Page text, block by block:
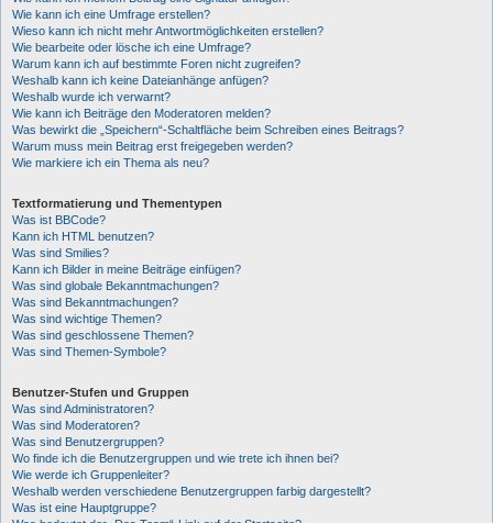
Wie kann ich eine Umfrage erstellen?
Wieso kann ich nicht mehr Antwortmöglichkeiten erstellen?
Wie bearbeite oder lösche ich eine Umfrage?
Warum kann ich auf bestimmte Foren nicht zugreifen?
Weshalb kann ich keine Dateianhänge anfügen?
Weshalb wurde ich verwarnt?
Wie kann ich Beiträge den Moderatoren melden?
Was bewirkt die „Speichern“-Schaltfläche beim Schreiben eines Beitrags?
Warum muss mein Beitrag erst freigegeben werden?
Wie markiere ich ein Thema als neu?
Textformatierung und Thementypen
Was ist BBCode?
Kann ich HTML benutzen?
Was sind Smilies?
Kann ich Bilder in meine Beiträge einfügen?
Was sind globale Bekanntmachungen?
Was sind Bekanntmachungen?
Was sind wichtige Themen?
Was sind geschlossene Themen?
Was sind Themen-Symbole?
Benutzer-Stufen und Gruppen
Was sind Administratoren?
Was sind Moderatoren?
Was sind Benutzergruppen?
Wo finde ich die Benutzergruppen und wie trete ich ihnen bei?
Wie werde ich Gruppenleiter?
Weshalb werden verschiedene Benutzergruppen farbig dargestellt?
Was ist eine Hauptgruppe?